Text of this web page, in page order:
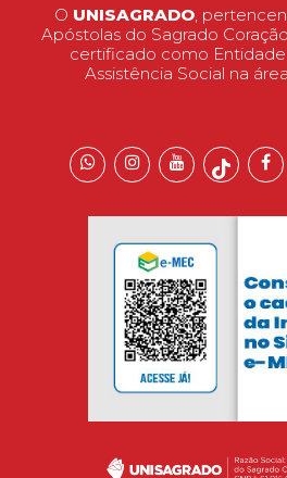
O UNISAGRADO,
Apóstolas do Sagrado
certificado como
Assistência Social na